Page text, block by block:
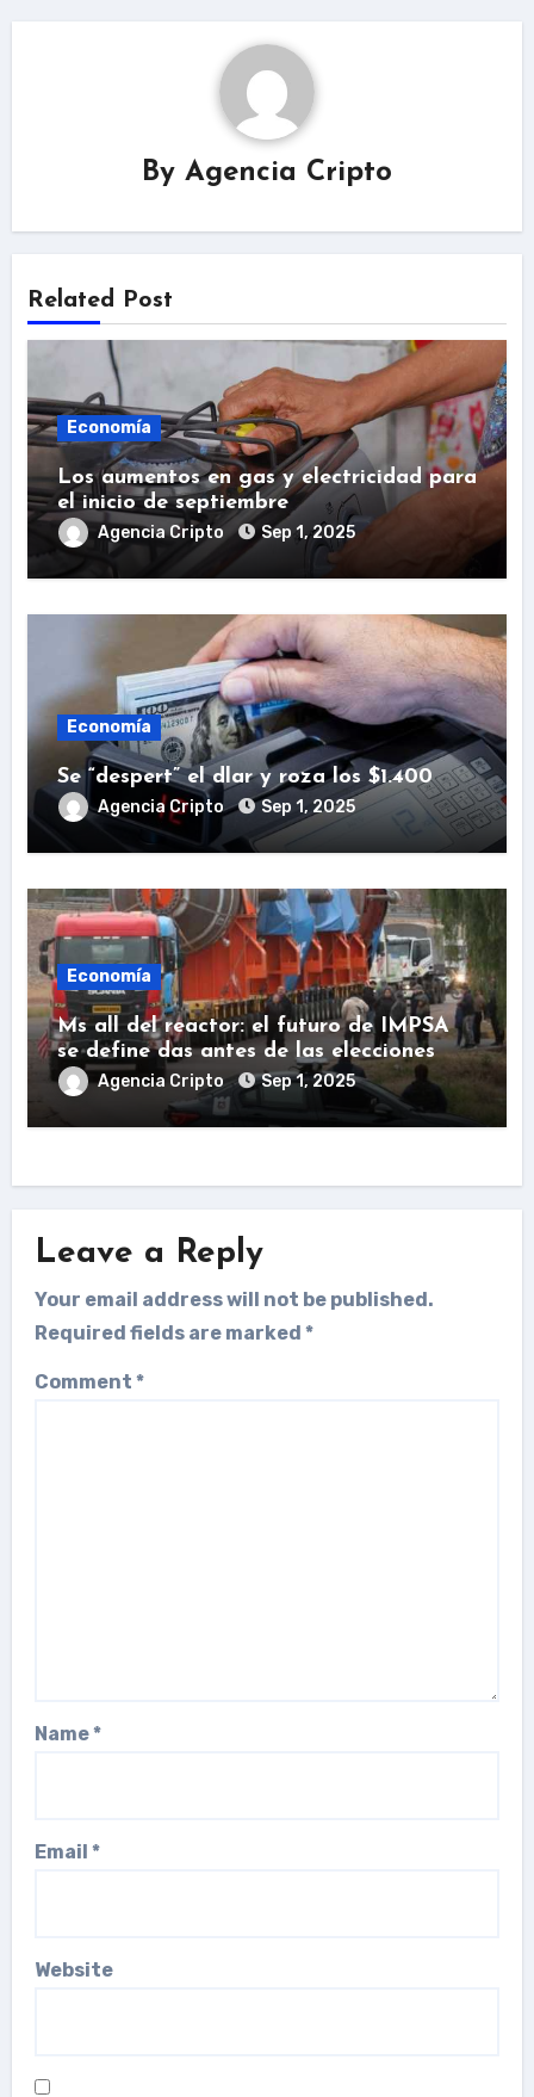
By Agencia Cripto
Related Post
Economía
Los aumentos en gas y electricidad para
el inicio de septiembre
Agencia Cripto Sep 1, 2025
Economía
Se “despert” el dlar y roza los $1.400
Agencia Cripto Sep 1, 2025
Economía
Ms all del reactor: el futuro de IMPSA
se define das antes de las elecciones
Agencia Cripto Sep 1, 2025
Leave a Reply
Your email address will not be published.
Required fields are marked*
Comment*
Name*
Email*
Website